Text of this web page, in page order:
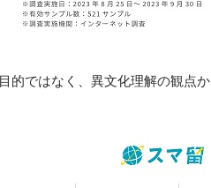
的ではなく、異文化理解の観点か